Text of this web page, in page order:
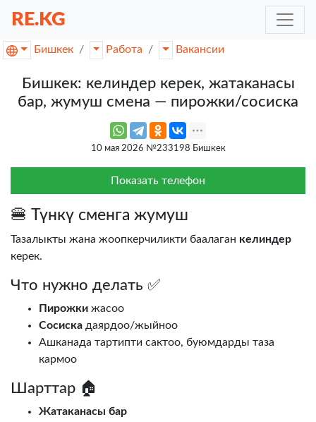
RE.KG
Бишкек Работа Вакансии
Бишкек: келиндер керек, жатаканасы
бар, жумуш смена — пирожки/сосиска
10 мая 2026 №233198 Бишкек
Показать телефон
🍔 Түнкү сменга жумуш
Тазалыкты жана жоопкерчиликти баалаган келиндер
керек.
Что нужно делать ✅
Пирожки жасоо
Сосиска даярдоо/жыйноо
Ашканада тартипти сактоо, буюмдарды таза
кармоо
Шарттар 🏠
Жатаканасы бар